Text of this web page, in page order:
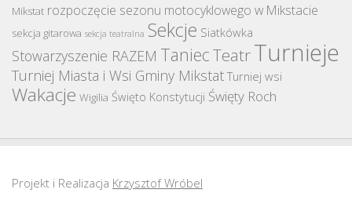
Mikstat rozpoczęcie sezonu motocyklowego w Mikstacie
sekcja gitarowa sekcja teatralna Sekcje Siatkówka
Stowarzyszenie RAZEM TaniecTeatrTurnieje
Turniej Miasta i Wsi Gminy Mikstat Turniej wsi
Wakacje Wigilia Święto Konstytucji Święty Roch
Projekt i Realizacja Krzysztof Wróbel